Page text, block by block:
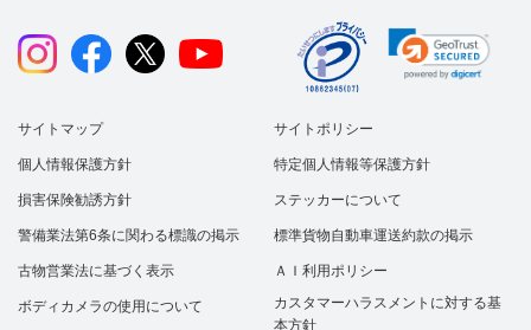
サイトマップ サイトポリシー
個人情報保護方針 特定個人情報等保護方針
損害保険勧誘方針 ステッカーについて
警備業法第6条に関わる標識の掲示 標準貨物自動車運送約款の掲示
古物営業法に基づく表示 ＡＩ利用ポリシー
ボディカメラの使用について
カスタマーハラスメントに対する基
本方針